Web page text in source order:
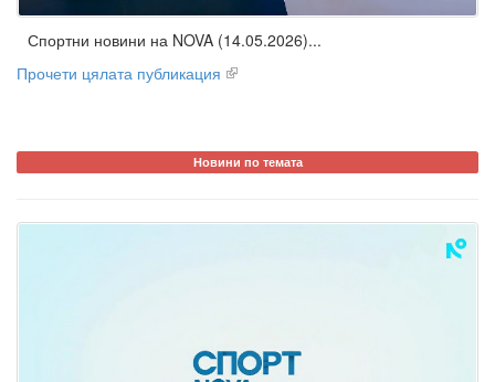
Спортни новини на NOVA (14.05.2026)...
Прочети цялата публикация
Новини по темата